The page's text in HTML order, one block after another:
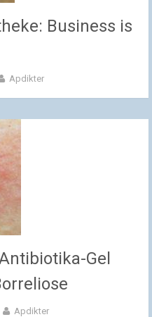
Business is
Apdikter
Gel
Apdikter